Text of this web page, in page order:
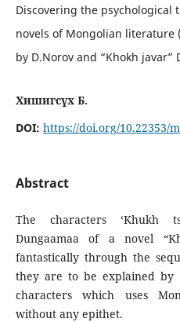
Discovering the
novels of Mongolian literature
by D.Norov and “Khokh javar”
Хишигсүх Б.
DOI: https://doi.org/10.22353/
Abstract
The characters ‘Khukh
Dungaamaa of a novel
fantastically through the
they are to be explained by
characters which uses
without any epithet.